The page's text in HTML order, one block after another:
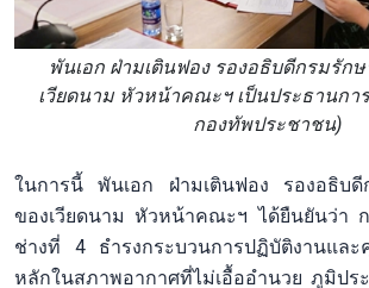
พันเอก ฝ่ามเตินฟอง รองอธิบดีกรมรัก
เวียดนาม หัวหน้าคณะฯ เป็นประธานกา
กองทัพประชาชน)
ในการนี้ พันเอก ฝ่ามเตินฟอง รองอธิบดี
ของเวียดนาม หัวหน้าคณะฯ ได้ยืนยันว่า
ช่างที่ 4 ธำรงกระบวนการปฏิบัติงานแล
หลักในสภาพอากาศที่ไม่เอื้ออำนวย ภูมิปร